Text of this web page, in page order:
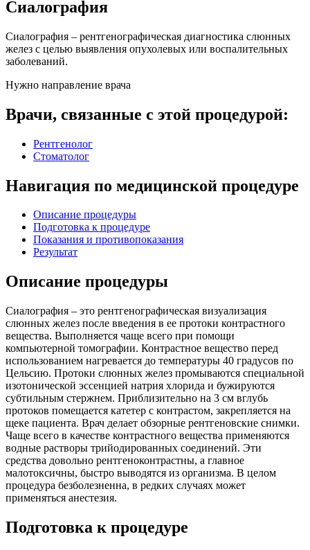
Сиалография
Сиалография – рентгенографическая диагностика слюнных
желез с целью выявления опухолевых или воспалительных
заболеваний.
Нужно направление врача
Врачи, связанные с этой процедурой:
Рентгенолог
Стоматолог
Навигация по медицинской процедуре
Описание процедуры
Подготовка к процедуре
Показания и противопоказания
Результат
Описание процедуры
Сиалография – это рентгенографическая визуализация
слюнных желез после введения в ее протоки контрастного
вещества. Выполняется чаще всего при помощи
компьютерной томографии. Контрастное вещество перед
использованием нагревается до температуры 40 градусов по
Цельсию. Протоки слюнных желез промываются специальной
изотонической эссенцией натрия хлорида и бужируются
субтильным стержнем. Приблизительно на 3 см вглубь
протоков помещается катетер с контрастом, закрепляется на
щеке пациента. Врач делает обзорные рентгеновские снимки.
Чаще всего в качестве контрастного вещества применяются
водные растворы трийодированных соединений. Эти
средства довольно рентгеноконтрастны, а главное
малотоксичны, быстро выводятся из организма. В целом
процедура безболезненна, в редких случаях может
применяться анестезия.
Подготовка к процедуре